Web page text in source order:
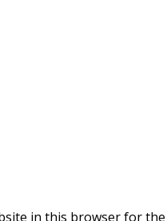
in this browser for the